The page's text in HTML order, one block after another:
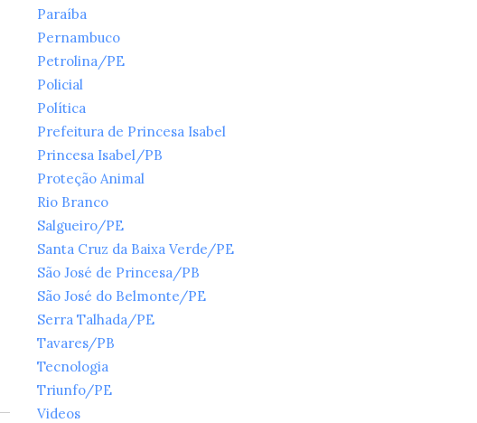
Paraíba
Pernambuco
Petrolina/PE
Policial
Política
Prefeitura de Princesa Isabel
Princesa Isabel/PB
Proteção Animal
Rio Branco
Salgueiro/PE
Santa Cruz da Baixa Verde/PE
São José de Princesa/PB
São José do Belmonte/PE
Serra Talhada/PE
Tavares/PB
Tecnologia
Triunfo/PE
Videos